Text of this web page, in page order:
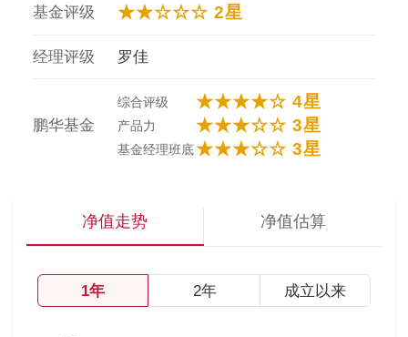
基金评级 ★★☆☆☆ 2星
经理评级 罗佳
鹏华基金
综合评级 ★★★★☆ 4星
产品力 ★★★☆☆ 3星
基金经理班底★★★☆☆ 3星
净值走势 净值估算
1年 2年 成立以来